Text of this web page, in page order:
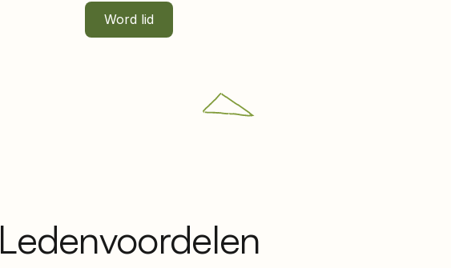
Word lid
Ledenvoordelen